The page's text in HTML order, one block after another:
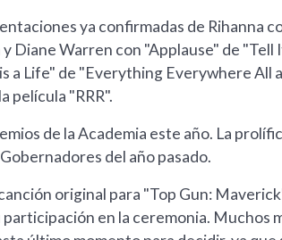
ya confirmadas de Rihanna
Diane Warren con "Applause" de "Tell
a Life" de "Everything Everywhere All
película "RRR".
de la Academia este año. La
del año pasado.
original para "Top Gun:
en la ceremonia. Muchos